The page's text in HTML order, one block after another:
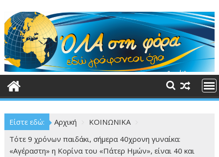
στο
περιεχόμενο
Είστε εδώ: Αρχική
ΚΟΙΝΩΝΙΚΑ
Τότε 9 χρόνων παιδάκι, σήμερα 40χρονη γυναίκα:
«Αγέραστη» η Κορίνα του «Πάτερ Ημών», είναι 40 και